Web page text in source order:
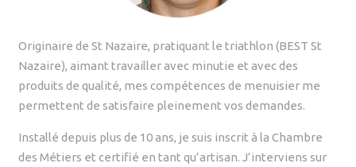
Originaire de St Nazaire, pratiquant le triathlon (BEST St
Nazaire), aimant travailler avec minutie et avec des
produits de qualité, mes compétences de menuisier me
permettent de satisfaire pleinement vos demandes.
Installé depuis plus de 10 ans, je suis inscrit à la Chambre
des Métiers et certifié en tant qu’artisan. J’interviens sur